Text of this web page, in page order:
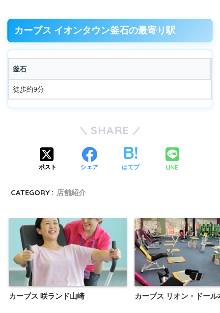
カーブス イオンタウン釜石の最寄り駅
釜石
徒歩約9分
SHARE
ポスト シェア はてブ LINE
CATEGORY : 店舗紹介
カーブス 咲ランド山崎 カーブス リオン・ドール